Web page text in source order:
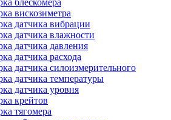
блескомера
вискозиметра
датчика вибрации
датчика влажности
датчика давления
датчика расхода
датчика силоизмерительного
датчика температуры
датчика уровня
крейтов
тягомера